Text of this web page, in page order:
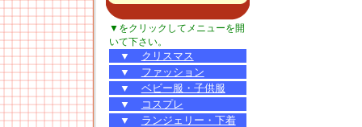
▼をクリックしてメニューを開
いて下さい。
▼
クリスマス
▼
ファッション
▼
ベビー服・子供服
▼
コスプレ
▼
ランジェリー・下着